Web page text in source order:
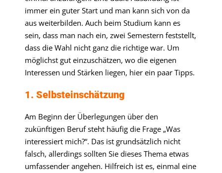
immer ein guter Start und man kann sich von da
aus weiterbilden. Auch beim Studium kann es
sein, dass man nach ein, zwei Semestern feststellt,
dass die Wahl nicht ganz die richtige war. Um
möglichst gut einzuschätzen, wo die eigenen
Interessen und Stärken liegen, hier ein paar Tipps.
1. Selbsteinschätzung
Am Beginn der Überlegungen über den
zukünftigen Beruf steht häufig die Frage „Was
interessiert mich?“. Das ist grundsätzlich nicht
falsch, allerdings sollten Sie dieses Thema etwas
umfassender angehen. Hilfreich ist es, einmal eine